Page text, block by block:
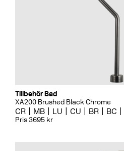
Tillbehör Bad
XA200 Brushed Black Chrome
CR MB LU CU BR BC
Pris 3695 kr